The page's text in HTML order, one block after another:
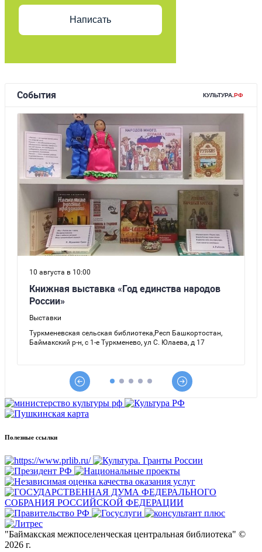
Написать
Полезные ссылки
"Баймакская межпоселенческая центральная библиотека" ©
2026 г.